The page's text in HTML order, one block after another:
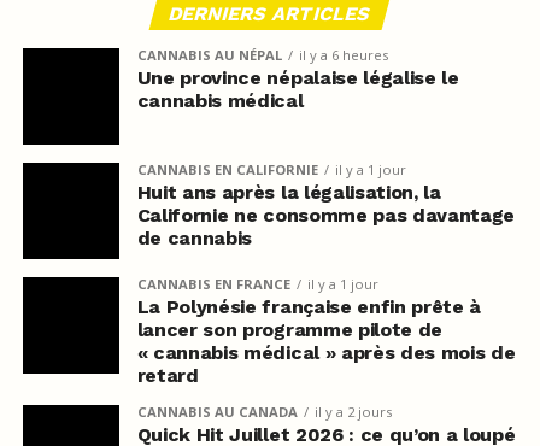
DERNIERS ARTICLES
CANNABIS AU NÉPAL il y a 6 heures
Une province népalaise légalise le
cannabis médical
CANNABIS EN CALIFORNIE il y a 1 jour
Huit ans après la légalisation, la
Californie ne consomme pas davantage
de cannabis
CANNABIS EN FRANCE il y a 1 jour
La Polynésie française enfin prête à
lancer son programme pilote de
« cannabis médical » après des mois de
retard
CANNABIS AU CANADA il y a 2 jours
Quick Hit Juillet 2026 : ce qu’on a loupé